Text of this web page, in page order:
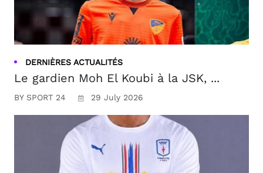
DERNIÈRES ACTUALITÉS
Le gardien Moh El Koubi à la JSK, ...
BY SPORT 24 29 July 2026